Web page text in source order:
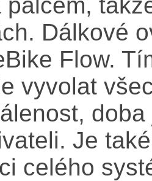
Dálkové
Flow.
vyvolat
Je
celého